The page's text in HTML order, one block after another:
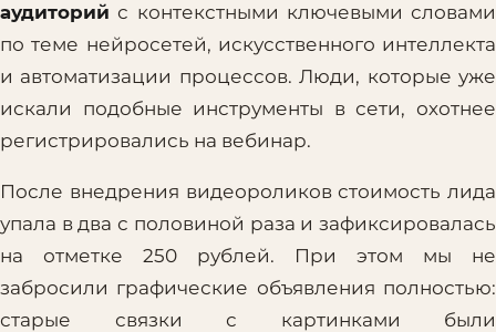
аудиторий с контекстными ключевыми словами
по теме нейросетей, искусственного интеллекта
и автоматизации процессов. Люди, которые уже
искали подобные инструменты в сети, охотнее
регистрировались на вебинар.
После внедрения видеороликов стоимость лида
упала в два с половиной раза и зафиксировалась
на отметке 250 рублей. При этом мы не
забросили графические объявления полностью:
старые связки с картинками были